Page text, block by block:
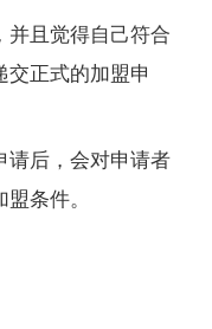
且觉得自己符合
交正式的加盟申
后，会对申请者
条件。